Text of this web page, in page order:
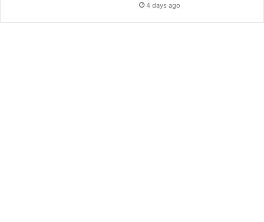
4 days ago